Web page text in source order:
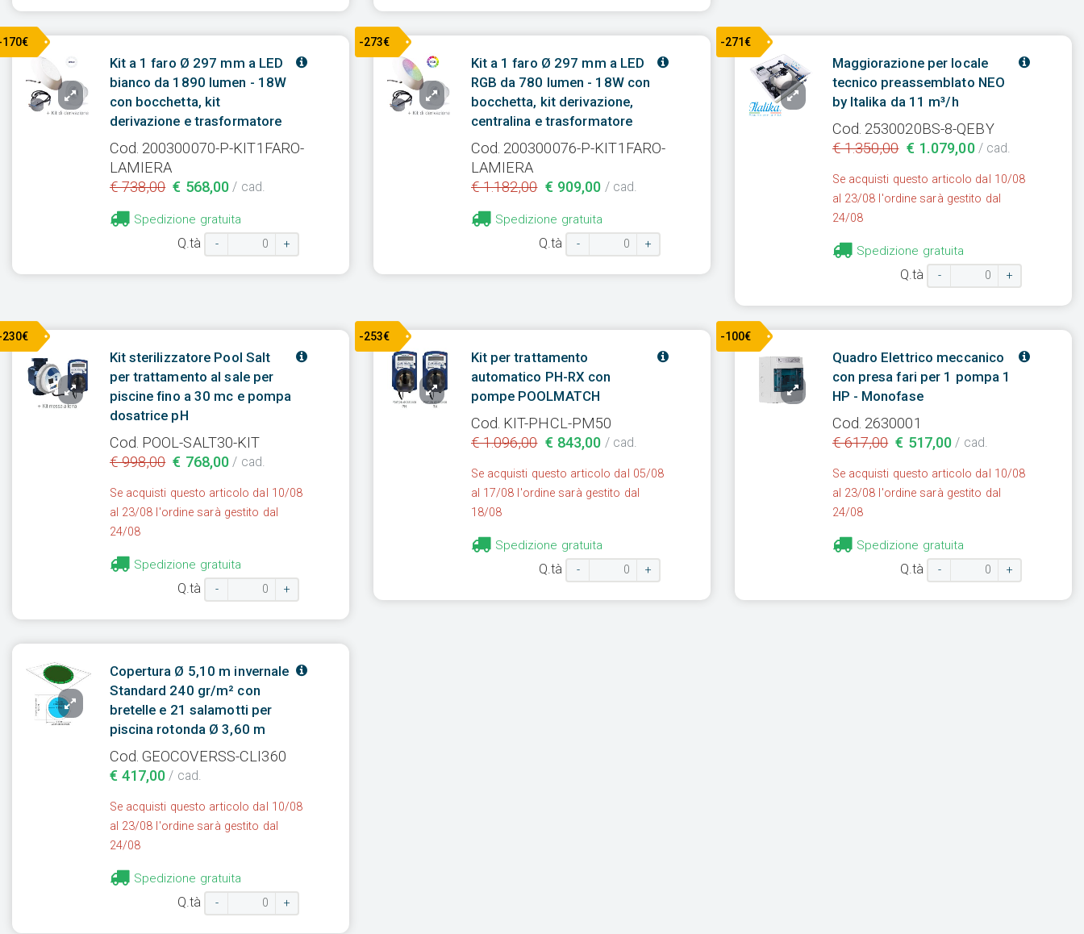
Kit a 1 faro Ø 297 mm a LED
bianco da 1890 lumen - 18W
con bocchetta, kit
derivazione e trasformatore
Cod. 200300070-P-KIT1FARO-
LAMIERA
€ 738,00 € 568,00 / cad.
Spedizione gratuita
Q.tà - +
-273€
Kit a 1 faro Ø 297 mm a LED
RGB da 780 lumen - 18W con
bocchetta, kit derivazione,
centralina e trasformatore
Cod. 200300076-P-KIT1FARO-
LAMIERA
€ 1.182,00 € 909,00 / cad.
Spedizione gratuita
Q.tà - +
-271€
Maggiorazione per locale
tecnico preassemblato NEO
by Italika da 11 m³/h
Cod. 2530020BS-8-QEBY
€ 1.350,00 € 1.079,00/ cad.
Se acquisti questo articolo dal 10/08
al 23/08 l'ordine sarà gestito dal
24/08
Spedizione gratuita
Q.tà - +
Kit sterilizzatore Pool Salt
per trattamento al sale per
piscine fino a 30 mc e pompa
dosatrice pH
Cod. POOL-SALT30-KIT
€ 998,00 € 768,00 / cad.
Se acquisti questo articolo dal 10/08
al 23/08 l'ordine sarà gestito dal
24/08
Spedizione gratuita
Q.tà - +
-253€
Kit per trattamento
automatico PH-RX con
pompe POOLMATCH
Cod. KIT-PHCL-PM50
€ 1.096,00 € 843,00 / cad.
Se acquisti questo articolo dal 05/08
al 17/08 l'ordine sarà gestito dal
18/08
Spedizione gratuita
Q.tà - +
-100€
Quadro Elettrico meccanico
con presa fari per 1 pompa 1
HP - Monofase
Cod. 2630001
€ 617,00 € 517,00 / cad.
Se acquisti questo articolo dal 10/08
al 23/08 l'ordine sarà gestito dal
24/08
Spedizione gratuita
Q.tà - +
Copertura Ø 5,10 m invernale
Standard 240 gr/m² con
bretelle e 21 salamotti per
piscina rotonda Ø 3,60 m
Cod. GEOCOVERSS-CLI360
€ 417,00 / cad.
Se acquisti questo articolo dal 10/08
al 23/08 l'ordine sarà gestito dal
24/08
Spedizione gratuita
Q.tà - +